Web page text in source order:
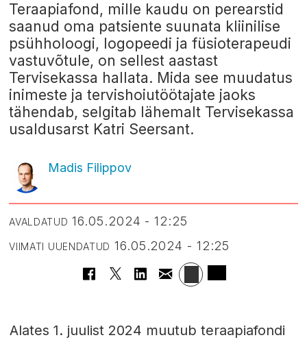
Teraapiafond, mille kaudu on perearstid
saanud oma patsiente suunata kliinilise
psühholoogi, logopeedi ja füsioterapeudi
vastuvõtule, on sellest aastast
Tervisekassa hallata. Mida see muudatus
inimeste ja tervishoiutöötajate jaoks
tähendab, selgitab lähemalt Tervisekassa
usaldusarst Katri Seersant.
Madis Filippov
AVALDATUD 16.05.2024 - 12:25
VIIMATI UUENDATUD 16.05.2024 - 12:25
Alates 1. juulist 2024 muutub teraapiafondi